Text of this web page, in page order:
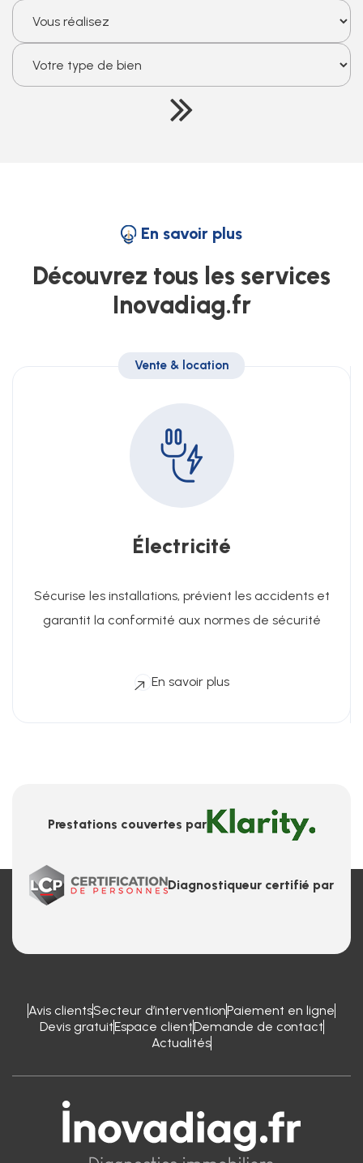
En savoir plus
Découvrez tous les services
Inovadiag.fr
Vente & location
Électricité
Sécurise les installations, prévient les accidents et
garantit la conformité aux normes de sécurité
En savoir plus
Prestations couvertes par
Diagnostiqueur certifié par
Avis clientsSecteur d’interventionPaiement en ligne
Devis gratuitEspace clientDemande de contact
Actualités